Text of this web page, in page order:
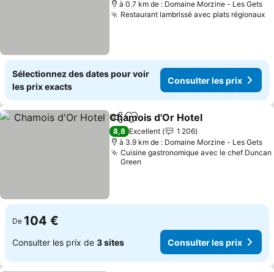
à 0.7 km de : Domaine Morzine - Les Gets
Restaurant lambrissé avec plats régionaux
Sélectionnez des dates pour voir
les prix exacts
Consulter les prix
PartagerAjouter à mes favoris
Chamois d'Or Hotel
8,8 Excellent
1 206
à 3.9 km de : Domaine Morzine - Les Gets
Cuisine gastronomique avec le chef Duncan
Green
De 104 €
Consulter les prix de 3 sites Consulter les prix